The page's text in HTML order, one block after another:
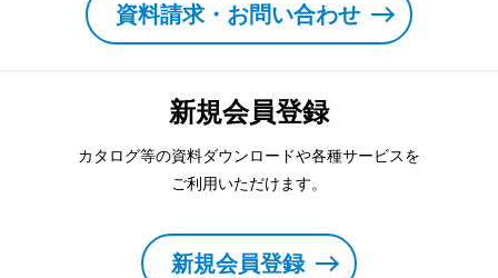
資料請求・お問い合わせ
新規会員登録
カタログ等の資料ダウンロードや各種サービスを
ご利用いただけます。
新規会員登録